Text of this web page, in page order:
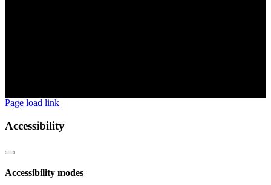
Page load link
Accessibility
Accessibility modes